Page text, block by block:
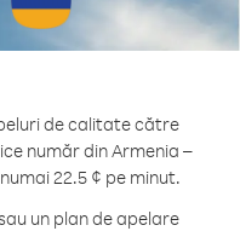
de calitate către
număr din Armenia –
22.5 ¢ pe minut.
un plan de apelare